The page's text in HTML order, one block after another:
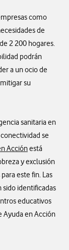
como
de
2 200 hogares.
podrán
a un ocio de
su
sanitaria en
se
Acciónestá
y exclusión
este fin. Las
sido identificadas
educativos
Ayuda en Acción